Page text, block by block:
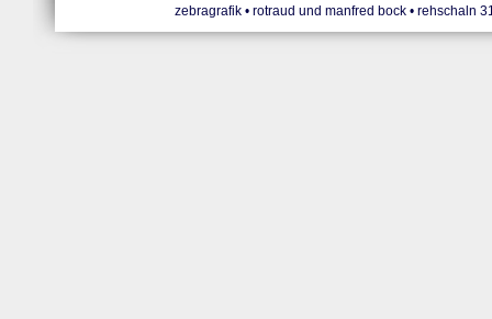
zebragrafik • rotraud und manfred bock • rehschaln